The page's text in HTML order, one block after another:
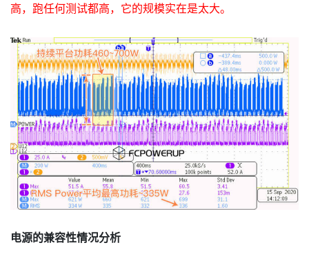
高，跑任何测试都高，它的规模实在是太大。
电源的兼容性情况分析